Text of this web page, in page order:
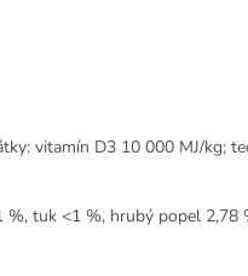
vitamín D3 10 000 MJ/kg;
tuk <1 %, hrubý popel 2,78